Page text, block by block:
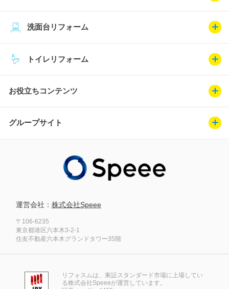
トイレリフォーム
洗面台リフォーム
お役立ちコンテンツ
グループサイト
運営会社： 株式会社Speee
〒106-6235
東京都港区六本木3-2-1
住友不動産六本木グランドタワー35階
リフォスムは、東証スタンダード市場に上場してい
る株式会社Speeeが運営しています。